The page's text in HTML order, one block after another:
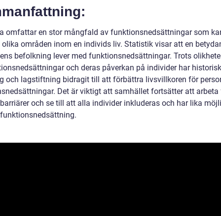
omfattar en stor mångfald av funktionsnedsättningar som
olika områden inom en individs liv. Statistik visar att en
befolkning lever med funktionsnedsättningar. Trots
och deras påverkan på individer har
och lagstiftning bidragit till att förbättra livsvillkoren för
Det är viktigt att samhället fortsätter att arbeta
och se till att alla individer inkluderas och har lika